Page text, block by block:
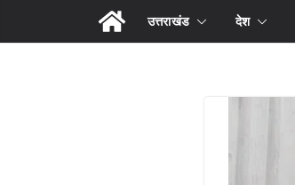
उत्तराखंड देश